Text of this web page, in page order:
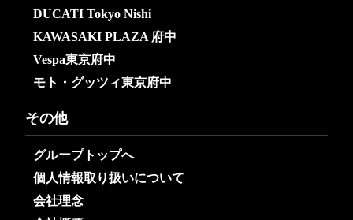
DUCATI Tokyo Nishi
KAWASAKI PLAZA 府中
Vespa東京府中
モト・グッツィ東京府中
その他
グループトップへ
個人情報取り扱いについて
会社理念